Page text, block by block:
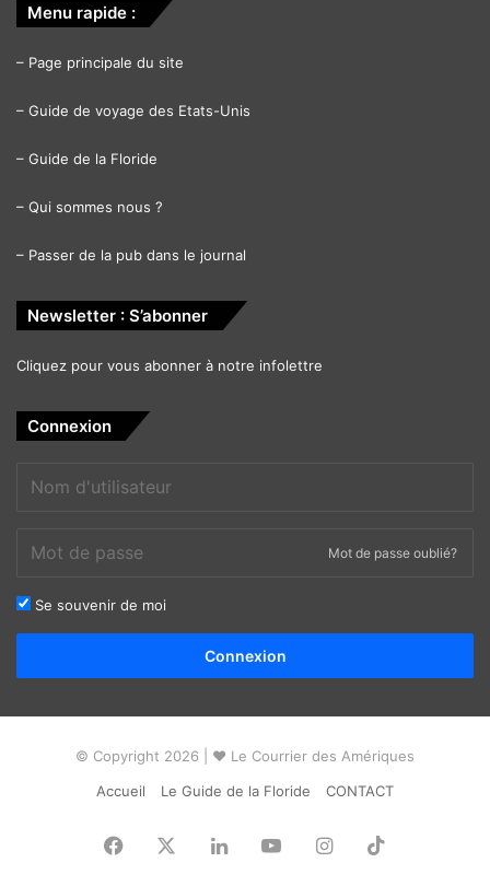
Menu rapide :
– Page principale du site
– Guide de voyage des Etats-Unis
– Guide de la Floride
– Qui sommes nous ?
– Passer de la pub dans le journal
Newsletter : S’abonner
Cliquez pour vous abonner à notre infolettre
Connexion
Mot de passe oublié?
Se souvenir de moi
Connexion
© Copyright 2026 | ❤ Le Courrier des Amériques
Accueil
Le Guide de la Floride CONTACT
Facebook LinkedinYouTubeInstagram